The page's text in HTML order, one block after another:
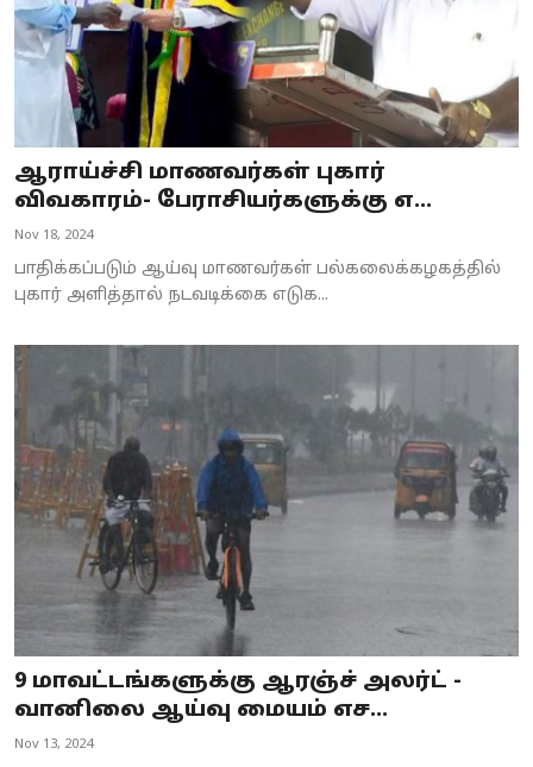
Spirituality
Weather
Politics
ஆராய்ச்சி மாணவர்கள் புகார்
விவகாரம்- பேராசியர்களுக்கு எ...
Nov 18, 2024
பாதிக்கப்படும் ஆய்வு மாணவர்கள் பல்கலைக்கழகத்தில்
புகார் அளித்தால் நடவடிக்கை எடுக...
9 மாவட்டங்களுக்கு ஆரஞ்ச் அலர்ட் -
வானிலை ஆய்வு மையம் எச...
Nov 13, 2024